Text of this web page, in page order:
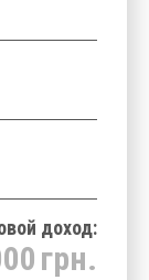
доход:
грн.